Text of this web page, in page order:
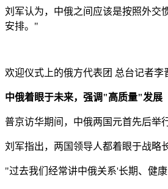
刘军认为，中俄之间应该是按照外交
安排。"
欢迎仪式上的俄方代表团 总台记者李
中俄着眼于未来，强调"高质量"发展
普京访华期间，中俄两国元首先后举
刘军指出，两国领导人都着眼于战略
"过去我们经常讲中俄关系'长期、健